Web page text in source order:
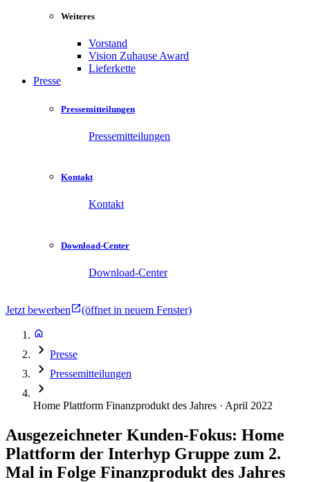
Weiteres
Vorstand
Vision Zuhause Award
Lieferkette
Presse
Pressemitteilungen
Pressemitteilungen
Kontakt
Kontakt
Download-Center
Download-Center
Jetzt bewerben (öffnet in neuem Fenster)
Presse
Pressemitteilungen
Home Plattform Finanzprodukt des Jahres · April 2022
Ausgezeichneter Kunden-Fokus: Home
Plattform der Interhyp Gruppe zum 2.
Mal in Folge Finanzprodukt des Jahres